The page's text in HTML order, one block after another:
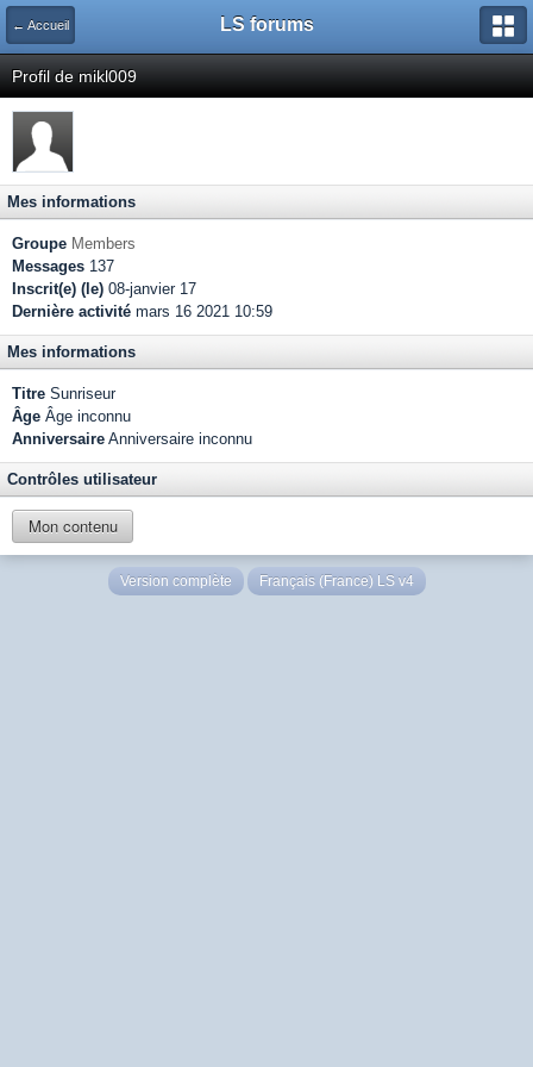
← Accueil LS forums
Profil de mikl009
Mes informations
Groupe Members
Messages 137
Inscrit(e) (le) 08-janvier 17
Dernière activité mars 16 2021 10:59
Mes informations
Titre Sunriseur
Âge Âge inconnu
Anniversaire Anniversaire inconnu
Contrôles utilisateur
Mon contenu
Version complète Français (France) LS v4